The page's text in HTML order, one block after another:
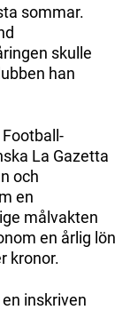
sommar.
skulle
han
La Gazetta
och
en
målvakten
en årlig lön
kronor.
inskriven